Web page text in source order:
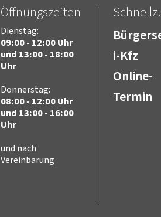
Dezernat für Soziales,
Jugend, Gesundheit,
Integration, Kultur und
Sport
Satzungen und Richtlinien
Ausschreibungen
Stellenausschreibungen
Wahlen
Rats- und
Videoaufzeichnungen
Öffnungszeiten
Dienstag:
09:00 - 12:00 Uhr
und 13:00 - 18:00
Uhr
Donnerstag:
08:00 - 12:00 Uhr
und 13:00 - 16:00
Uhr
und nach
Vereinbarung
i-Kfz
Online-
Termin